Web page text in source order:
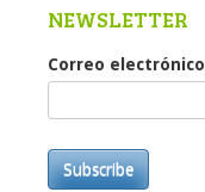
NEWSLETTER
Correo electrónico
Subscribe